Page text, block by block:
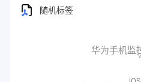
随机标签